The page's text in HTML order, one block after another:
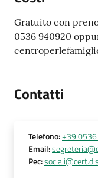
Gratuito con
0536 940920
Contatti
Telefono:+39
Email:
Pec: